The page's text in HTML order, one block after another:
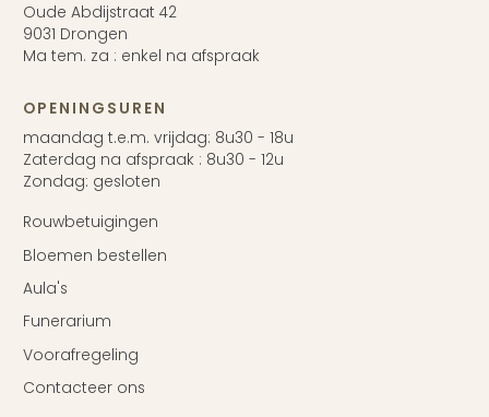
Oude Abdijstraat 42
9031 Drongen
Ma tem. za : enkel na afspraak
OPENINGSUREN
maandag t.e.m. vrijdag: 8u30 - 18u
Zaterdag na afspraak : 8u30 - 12u
Zondag: gesloten
Rouwbetuigingen
Bloemen bestellen
Aula's
Funerarium
Voorafregeling
Contacteer ons